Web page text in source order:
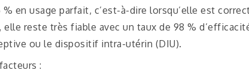
en usage parfait, c’est-à-dire lorsqu’elle est
reste très fiable avec un taux de 98 %
ou le dispositif intra-utérin (DIU).
: